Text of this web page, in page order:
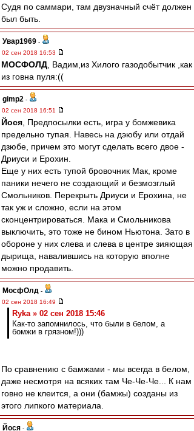
Судя по саммари, там двузначный счёт должен
был быть.
Увар1969 -
02 сен 2018 16:53
МОСФОЛД , Вадим,из Хилого газодобытчик ,как
из говна пуля:((
gimp2 -
02 сен 2018 16:51
Йося , Предпосылки есть, игра у бомжевика
предельно тупая. Навесь на дэюбу или отдай
дзюбе, причем это могут сделать всего двое -
Дриуси и Ерохин.
Еще у них есть тупой бровочник Мак, кроме
паники нечего не создающий и безмозглый
Смольников. Перекрыть Дриуси и Ерохина, не
так уж и сложно, если на этом
сконцентрироваться. Мака и Смольникова
выключить, это тоже не бином Ньютона. Зато в
обороне у них слева и слева в центре зияющая
дырища, навалившись на которую вполне
можно продавить.
МосфОлд -
02 сен 2018 16:49
Ryka » 02 сен 2018 15:46
Как-то запомнилось, что были в белом, а
бомжи в грязном!)))
По сравнению с бамжами - мы всегда в белом,
даже несмотря на всяких там Че-Че-Че... К нам
говно не клеится, а они (бамжы) созданы из
этого липкого материала.
Йося -